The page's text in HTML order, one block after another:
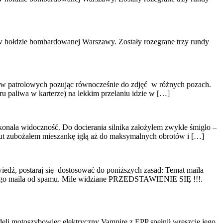
bombardowanej Warszawy. Zostały rozegrane trzy rundy
patrolowych pozując równocześnie do zdjęć w różnych pozach.
paliwa w karterze) na lekkim przelaniu idzie w […]
widoczność. Do docierania silnika założyłem zwykłe śmigło –
zubożałem mieszankę igłą aż do maksymalnych obrotów i […]
postaraj się dostosować do poniższych zasad: Temat maila
maila od spamu. Mile widziane PRZEDSTAWIENIE SIĘ !!!.